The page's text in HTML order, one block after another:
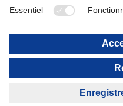
OCEANIA